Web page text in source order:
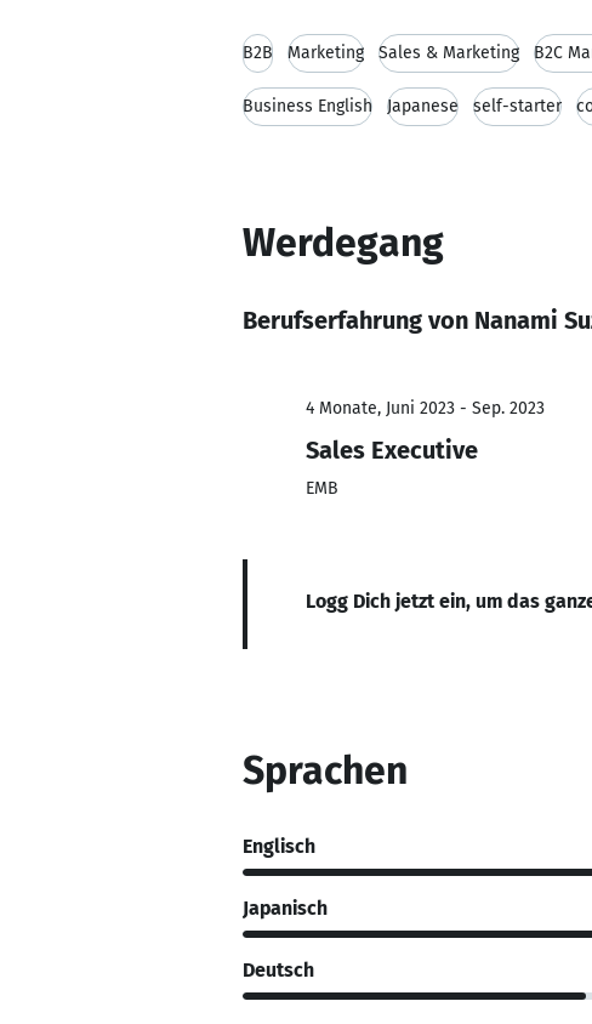
B2B Marketing Sales & Marketing B2C
Business English Japanese self-starter
Werdegang
Berufserfahrung von Nanami
4 Monate, Juni 2023 - Sep. 2023
Sales Executive
EMB
Logg Dich jetzt ein, um das
Sprachen
Englisch
Japanisch
Deutsch